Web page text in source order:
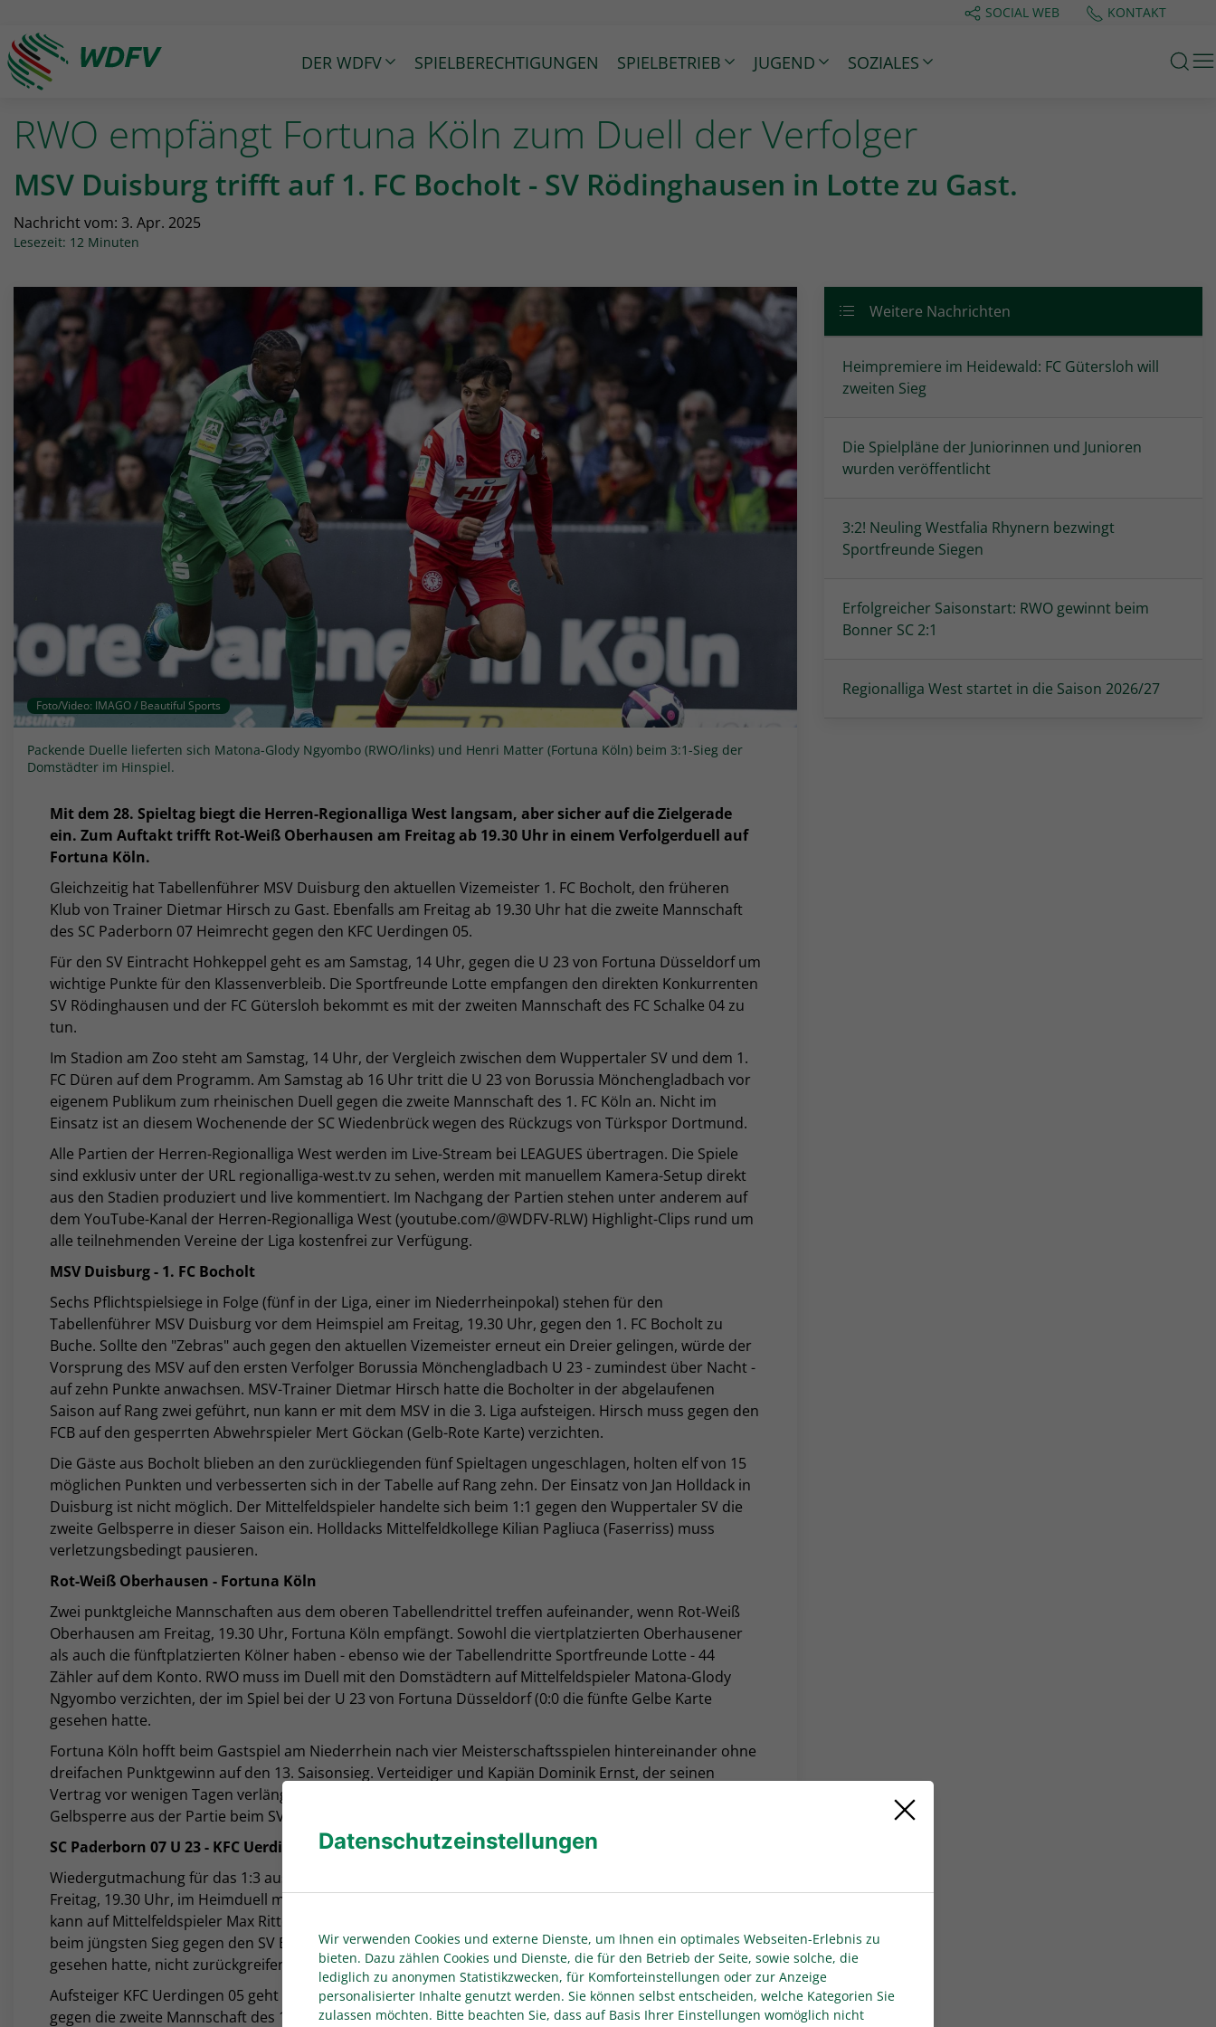
SOCIAL WEB KONTAKT
Logo: wdfv führt zur Starseite
DER WDFV SPIELBERECHTIGUNGEN SPIELBETRIEB JUGEND SOZIALES
RWO empfängt Fortuna Köln zum Duell der Verfolger
MSV Duisburg trifft auf 1. FC Bocholt - SV Rödinghausen in Lotte zu Gast.
Nachricht vom: 3. Apr. 2025
Lesezeit: 12 Minuten
Foto/Video: IMAGO / Beautiful Sports
Packende Duelle lieferten sich Matona-Glody Ngyombo (RWO/links) und Henri Matter (Fortuna Köln) beim 3:1-Sieg der
Domstädter im Hinspiel.
Mit dem 28. Spieltag biegt die Herren-Regionalliga West langsam, aber sicher auf die Zielgerade
ein. Zum Auftakt trifft Rot-Weiß Oberhausen am Freitag ab 19.30 Uhr in einem Verfolgerduell auf
Fortuna Köln.
Gleichzeitig hat Tabellenführer MSV Duisburg den aktuellen Vizemeister 1. FC Bocholt, den früheren
Klub von Trainer Dietmar Hirsch zu Gast. Ebenfalls am Freitag ab 19.30 Uhr hat die zweite Mannschaft
des SC Paderborn 07 Heimrecht gegen den KFC Uerdingen 05.
Für den SV Eintracht Hohkeppel geht es am Samstag, 14 Uhr, gegen die U 23 von Fortuna Düsseldorf um
wichtige Punkte für den Klassenverbleib. Die Sportfreunde Lotte empfangen den direkten Konkurrenten
SV Rödinghausen und der FC Gütersloh bekommt es mit der zweiten Mannschaft des FC Schalke 04 zu
tun.
Im Stadion am Zoo steht am Samstag, 14 Uhr, der Vergleich zwischen dem Wuppertaler SV und dem 1.
FC Düren auf dem Programm. Am Samstag ab 16 Uhr tritt die U 23 von Borussia Mönchengladbach vor
eigenem Publikum zum rheinischen Duell gegen die zweite Mannschaft des 1. FC Köln an. Nicht im
Einsatz ist an diesem Wochenende der SC Wiedenbrück wegen des Rückzugs von Türkspor Dortmund.
Alle Partien der Herren-Regionalliga West werden im Live-Stream bei LEAGUES übertragen. Die Spiele
sind exklusiv unter der URL regionalliga-west.tv zu sehen, werden mit manuellem Kamera-Setup direkt
aus den Stadien produziert und live kommentiert. Im Nachgang der Partien stehen unter anderem auf
dem YouTube-Kanal der Herren-Regionalliga West (youtube.com/@WDFV-RLW) Highlight-Clips rund um
alle teilnehmenden Vereine der Liga kostenfrei zur Verfügung.
MSV Duisburg - 1. FC Bocholt
Sechs Pflichtspielsiege in Folge (fünf in der Liga, einer im Niederrheinpokal) stehen für den
Tabellenführer MSV Duisburg vor dem Heimspiel am Freitag, 19.30 Uhr, gegen den 1. FC Bocholt zu
Buche. Sollte den "Zebras" auch gegen den aktuellen Vizemeister erneut ein Dreier gelingen, würde der
Vorsprung des MSV auf den ersten Verfolger Borussia Mönchengladbach U 23 - zumindest über Nacht -
auf zehn Punkte anwachsen. MSV-Trainer Dietmar Hirsch hatte die Bocholter in der abgelaufenen
Saison auf Rang zwei geführt, nun kann er mit dem MSV in die 3. Liga aufsteigen. Hirsch muss gegen den
FCB auf den gesperrten Abwehrspieler Mert Göckan (Gelb-Rote Karte) verzichten.
Die Gäste aus Bocholt blieben an den zurückliegenden fünf Spieltagen ungeschlagen, holten elf von 15
möglichen Punkten und verbesserten sich in der Tabelle auf Rang zehn. Der Einsatz von Jan Holldack in
Duisburg ist nicht möglich. Der Mittelfeldspieler handelte sich beim 1:1 gegen den Wuppertaler SV die
zweite Gelbsperre in dieser Saison ein. Holldacks Mittelfeldkollege Kilian Pagliuca (Faserriss) muss
verletzungsbedingt pausieren.
Rot-Weiß Oberhausen - Fortuna Köln
Zwei punktgleiche Mannschaften aus dem oberen Tabellendrittel treffen aufeinander, wenn Rot-Weiß
Oberhausen am Freitag, 19.30 Uhr, Fortuna Köln empfängt. Sowohl die viertplatzierten Oberhausener
als auch die fünftplatzierten Kölner haben - ebenso wie der Tabellendritte Sportfreunde Lotte - 44
Zähler auf dem Konto. RWO muss im Duell mit den Domstädtern auf Mittelfeldspieler Matona-Glody
Ngyombo verzichten, der im Spiel bei der U 23 von Fortuna Düsseldorf (0:0 die fünfte Gelbe Karte
gesehen hatte.
Fortuna Köln hofft beim Gastspiel am Niederrhein nach vier Meisterschaftsspielen hintereinander ohne
dreifachen Punktgewinn auf den 13. Saisonsieg. Verteidiger und Kapiän Dominik Ernst, der seinen
Vertrag vor wenigen Tagen verlängert hat, steht den Domstädtern in Oberhausen wegen einer
Gelbsperre aus der Partie beim SV Rödinghausen (0:1) nicht zur Verfügung.
SC Paderborn 07 U 23 - KFC Uerdingen 05
Wiedergutmachung für das 1:3 aus der Hinrunde will die zweite Mannschaft des SC Paderborn 07 am
Freitag, 19.30 Uhr, im Heimduell mit dem KFC Uerdingen 05 betreiben. SCP07-Trainer Thomas Bertels
kann auf Mittelfeldspieler Max Ritter (Schultereckgelenksprengung) und Angreifer Travis de Jong, der
beim jüngsten Sieg gegen den SV Eintracht Hohkeppel (3:0) die fünfte Gelbe Karte in dieser Saison
gesehen hatte, nicht zurückgreifen.
Aufsteiger KFC Uerdingen 05 geht mit gewachsenem Selbstvertrauen in die Paderborn-Partie. Das 3:2
gegen die zweite Mannschaft des 1. FC Köln am zurückliegenden Wochenende war der erste Sieg nach
Weitere Nachrichten
Heimpremiere im Heidewald: FC Gütersloh will
zweiten Sieg
Die Spielpläne der Juniorinnen und Junioren
wurden veröffentlicht
3:2! Neuling Westfalia Rhynern bezwingt
Sportfreunde Siegen
Erfolgreicher Saisonstart: RWO gewinnt beim
Bonner SC 2:1
Regionalliga West startet in die Saison 2026/27
Datenschutzeinstellungen
Wir verwenden Cookies und externe Dienste, um Ihnen ein optimales Webseiten-Erlebnis zu
bieten. Dazu zählen Cookies und Dienste, die für den Betrieb der Seite, sowie solche, die
lediglich zu anonymen Statistikzwecken, für Komforteinstellungen oder zur Anzeige
personalisierter Inhalte genutzt werden. Sie können selbst entscheiden, welche Kategorien Sie
zulassen möchten. Bitte beachten Sie, dass auf Basis Ihrer Einstellungen womöglich nicht